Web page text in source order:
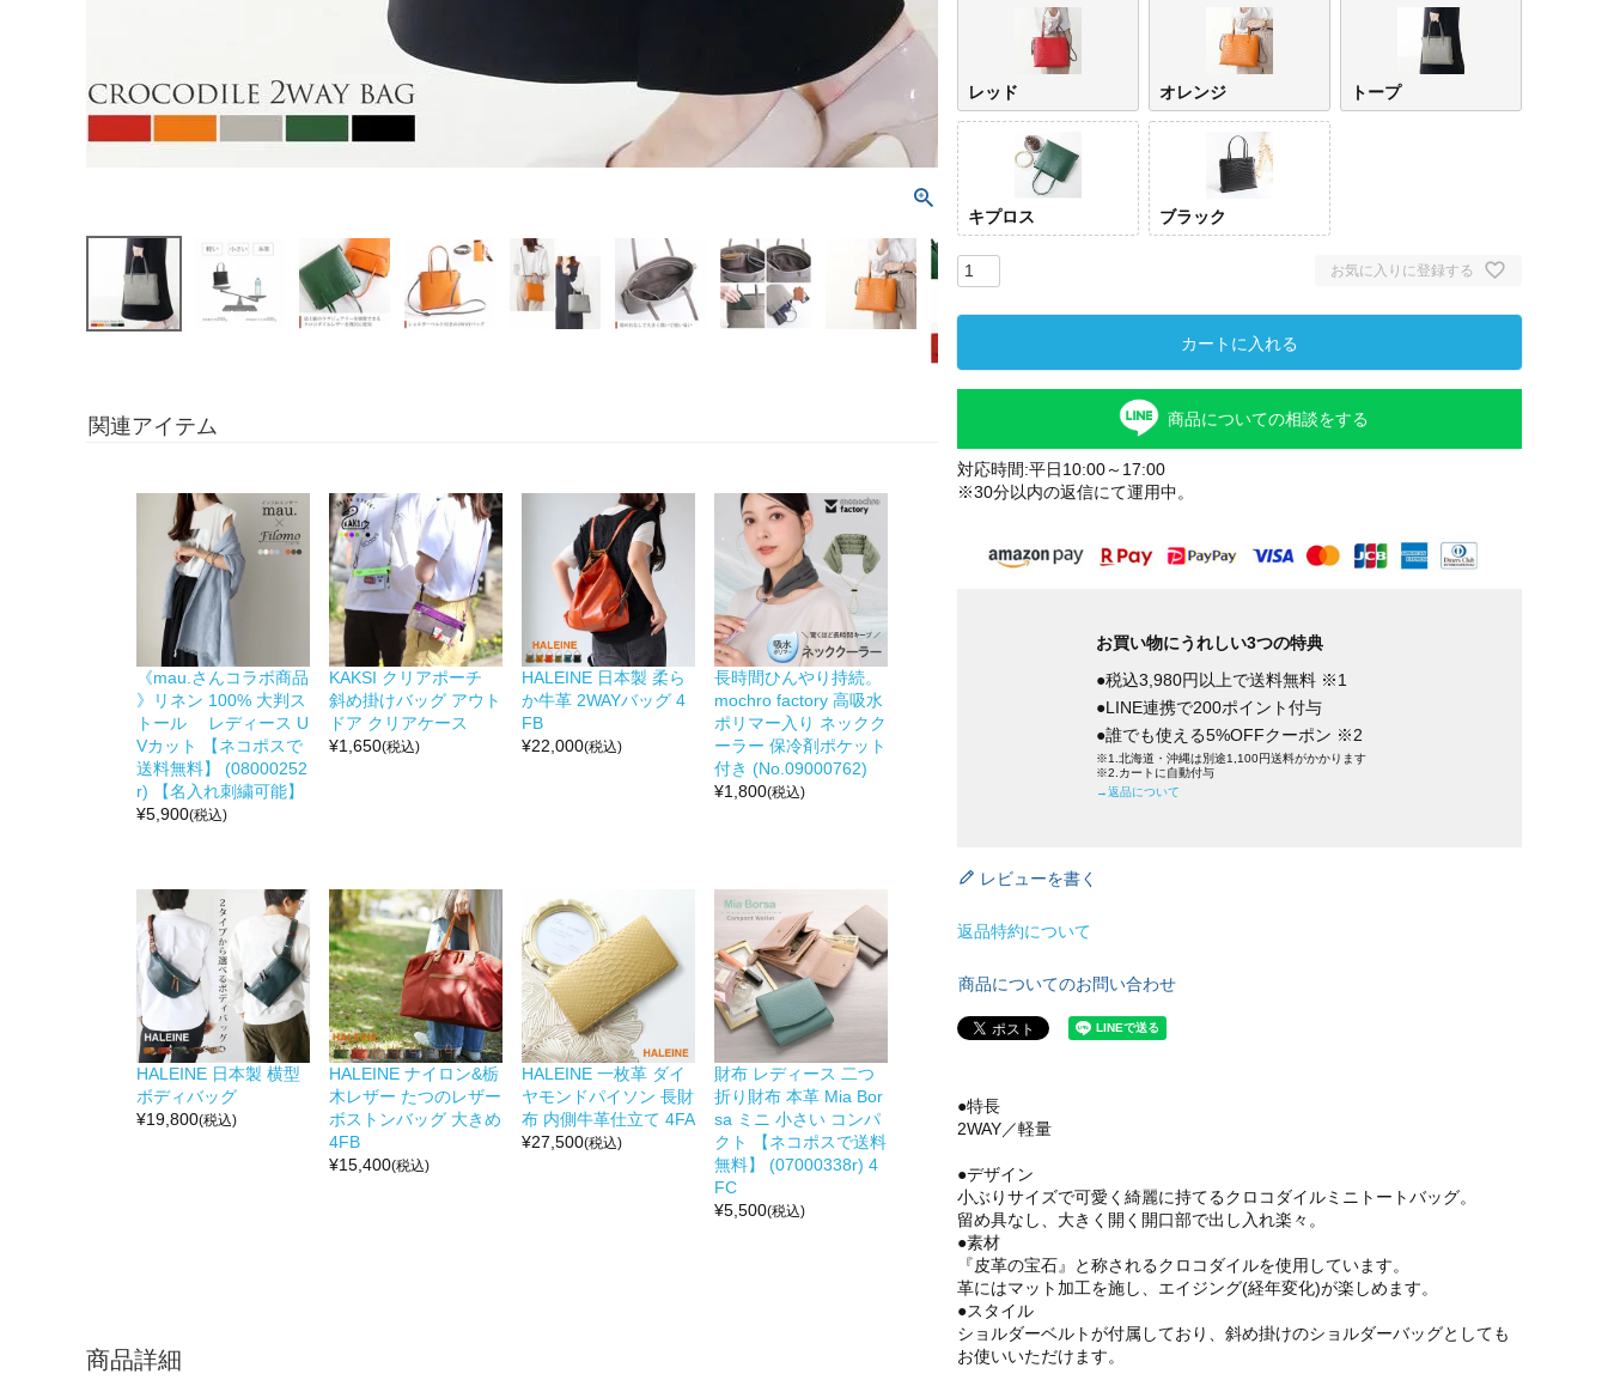
関連アイテム
《mau.さんコラボ商品
》リネン 100% 大判ス
トール レディース U
Vカット 【ネコポスで
送料無料】 (08000252
r) 【名入れ刺繍可能】
¥5,900(税込)
KAKSI クリアポーチ
斜め掛けバッグ アウト
ドア クリアケース
¥1,650(税込)
HALEINE 日本製 柔ら
か牛革 2WAYバッグ 4
FB
¥22,000(税込)
長時間ひんやり持続。
mochro factory 高吸水
ポリマー入り ネックク
ーラー 保冷剤ポケット
付き (No.09000762)
¥1,800(税込)
HALEINE 日本製 横型
ボディバッグ
¥19,800(税込)
HALEINE ナイロン&栃
木レザー たつのレザー
ボストンバッグ 大きめ
4FB
¥15,400(税込)
HALEINE 一枚革 ダイ
ヤモンドパイソン 長財
布 内側牛革仕立て 4FA
¥27,500(税込)
財布 レディース 二つ
折り財布 本革 Mia Bor
sa ミニ 小さい コンパ
クト 【ネコポスで送料
無料】 (07000338r) 4
FC
¥5,500(税込)
商品詳細
レッド オレンジ トープ
キプロス ブラック
お気に入りに登録する
カートに入れる
商品についての相談をする
対応時間:平日10:00～17:00
※30分以内の返信にて運用中。
お買い物にうれしい3つの特典
●税込3,980円以上で送料無料 ※1
●LINE連携で200ポイント付与
●誰でも使える5%OFFクーポン ※2
※1.北海道・沖縄は別途1,100円送料がかかります
※2.カートに自動付与
→返品について
レビューを書く
返品特約について
商品についてのお問い合わせ
●特長
2WAY／軽量
●デザイン
小ぶりサイズで可愛く綺麗に持てるクロコダイルミニトートバッグ。
留め具なし、大きく開く開口部で出し入れ楽々。
●素材
『皮革の宝石』と称されるクロコダイルを使用しています。
革にはマット加工を施し、エイジング(経年変化)が楽しめます。
●スタイル
ショルダーベルトが付属しており、斜め掛けのショルダーバッグとしても
お使いいただけます。